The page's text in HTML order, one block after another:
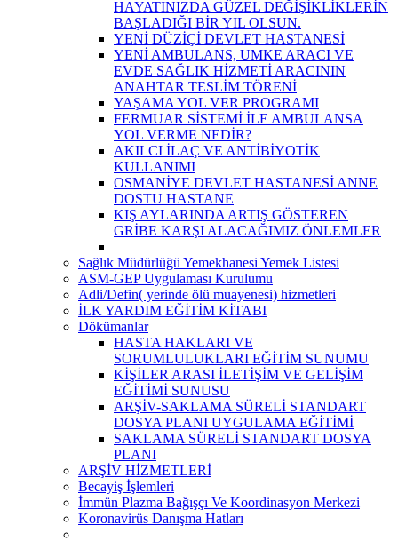
HAYATINIZDA GÜZEL DEĞİŞİKLİKLERİN
BAŞLADIĞI BİR YIL OLSUN.
YENİ DÜZİÇİ DEVLET HASTANESİ
YENİ AMBULANS, UMKE ARACI VE
EVDE SAĞLIK HİZMETİ ARACININ
ANAHTAR TESLİM TÖRENİ
YAŞAMA YOL VER PROGRAMI
FERMUAR SİSTEMİ İLE AMBULANSA
YOL VERME NEDİR?
AKILCI İLAÇ VE ANTİBİYOTİK
KULLANIMI
OSMANİYE DEVLET HASTANESİ ANNE
DOSTU HASTANE
KIŞ AYLARINDA ARTIŞ GÖSTEREN
GRİBE KARŞI ALACAĞIMIZ ÖNLEMLER
Sağlık Müdürlüğü Yemekhanesi Yemek Listesi
ASM-GEP Uygulaması Kurulumu
Adli/Defin( yerinde ölü muayenesi) hizmetleri
İLK YARDIM EĞİTİM KİTABI
Dökümanlar
HASTA HAKLARI VE
SORUMLULUKLARI EĞİTİM SUNUMU
KİŞİLER ARASI İLETİŞİM VE GELİŞİM
EĞİTİMİ SUNUSU
ARŞİV-SAKLAMA SÜRELİ STANDART
DOSYA PLANI UYGULAMA EĞİTİMİ
SAKLAMA SÜRELİ STANDART DOSYA
PLANI
ARŞİV HİZMETLERİ
Becayiş İşlemleri
İmmün Plazma Bağışçı Ve Koordinasyon Merkezi
Koronavirüs Danışma Hatları